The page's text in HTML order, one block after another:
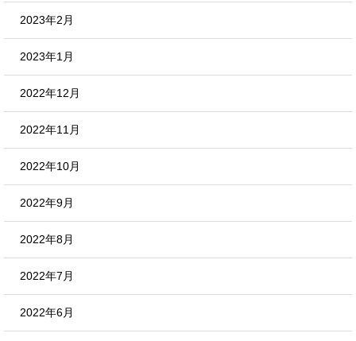
2023年2月
2023年1月
2022年12月
2022年11月
2022年10月
2022年9月
2022年8月
2022年7月
2022年6月